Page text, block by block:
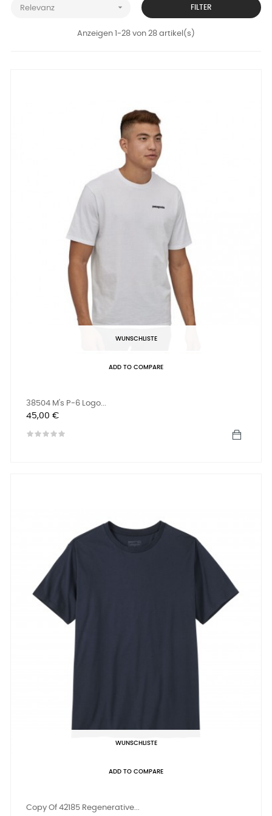
Relevanz  FILTER
Anzeigen 1-28 von 28 artikel(s)
WUNSCHLISTE
ADD TO COMPARE
38504 M's P-6 Logo...
Preis
45,00 €
WUNSCHLISTE
ADD TO COMPARE
Copy Of 42185 Regenerative...